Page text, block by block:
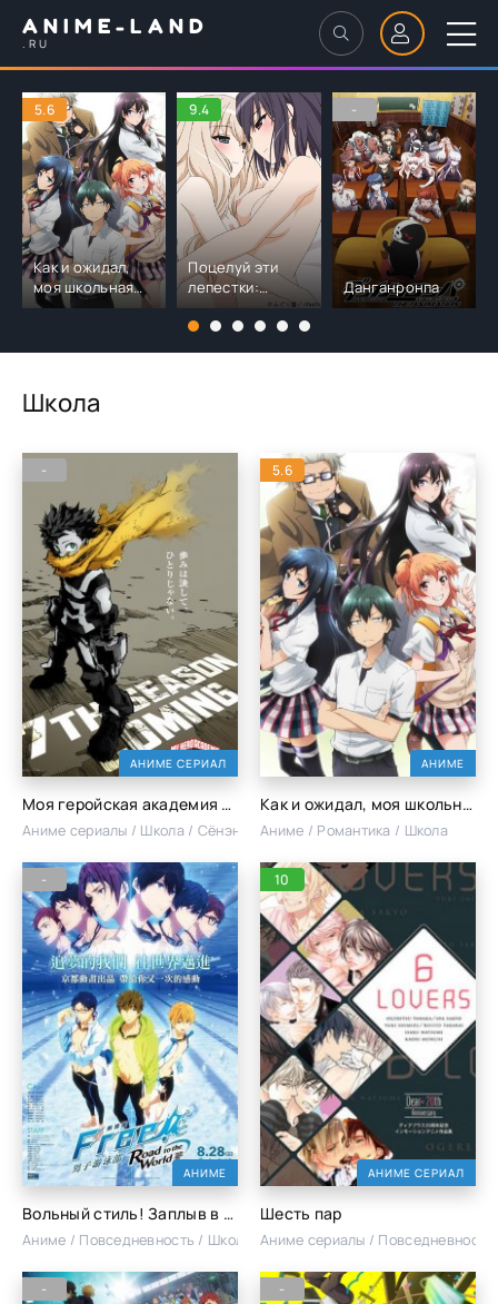
ANIME-LAND
.RU
5.6
Как и ожидал,
моя школьная
романтическая
9.4
Поцелуй эти
лепестки:
Неразлучны с
любимой моей /
-
Данганронпа
Школа
АНИМЕ СЕРИАЛ
-
Моя геройская академия [ТВ-7]
Аниме сериалы / Школа / Сёнэн / Экшен
АНИМЕ
5.6
Как и ожидал, моя школьная романтическая жизнь не удалась OVA-1
Аниме / Романтика / Школа
АНИМЕ
-
Вольный стиль! Заплыв в будущее. Фильм
Аниме / Повседневность / Школа
АНИМЕ СЕРИАЛ
10
Шесть пар
Аниме сериалы /
- -